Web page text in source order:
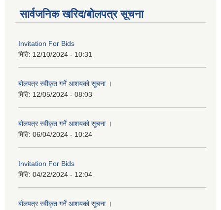
सार्वजनिक खरिद/बोलपत्र सूचना
Invitation For Bids
मिति: 12/10/2024 - 10:31
बोलपत्र स्वीकृत गर्ने आशयको सूचना ।
मिति: 12/05/2024 - 08:03
बोलपत्र स्वीकृत गर्ने आशयको सूचना ।
मिति: 06/04/2024 - 10:24
Invitation For Bids
मिति: 04/22/2024 - 12:04
बोलपत्र स्वीकृत गर्ने आशयको सूचना ।